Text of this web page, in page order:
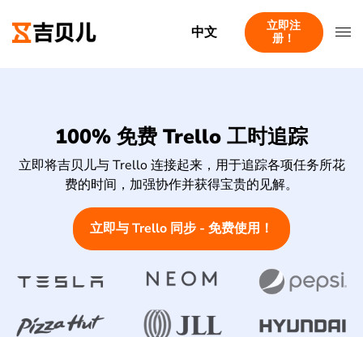
中文
立即注
册！
100% 免费 Trello 工时追踪
立即将吉贝儿与 Trello 连接起来，用于追踪各项任务所花
费的时间，加强协作并获得宝贵的见解。
立即与 Trello 同步 - 免费使用！